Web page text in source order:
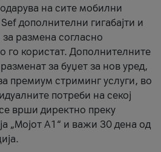
на сите мобилни
дополнителни гигабајти и
размена согласно
го користат. Дополнителните
за буџет за нов уред,
премиум стриминг услуги, во
потреби на секој
врши директно преку
„Мојот А1“ и важи 30 дена од